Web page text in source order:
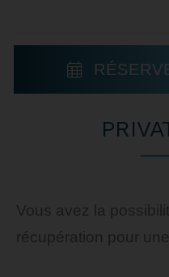
Vous avez la
récupération pour